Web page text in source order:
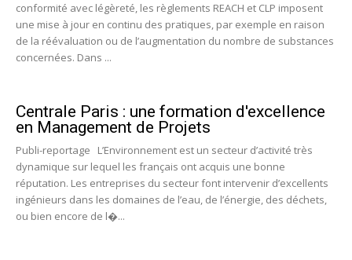
conformité avec légèreté, les règlements REACH et CLP imposent
une mise à jour en continu des pratiques, par exemple en raison
de la réévaluation ou de l’augmentation du nombre de substances
concernées. Dans ...
Centrale Paris : une formation d'excellence
en Management de Projets
Publi-reportage L’Environnement est un secteur d’activité très
dynamique sur lequel les français ont acquis une bonne
réputation. Les entreprises du secteur font intervenir d’excellents
ingénieurs dans les domaines de l’eau, de l’énergie, des déchets,
ou bien encore de l�...